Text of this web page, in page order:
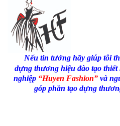
Nếu tin tưởng hãy giúp tôi
dựng thương hiệu đào tạo
nghiệp “Huyen Fashion” và
góp phần tạo dựng